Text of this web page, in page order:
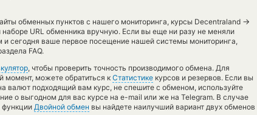
обменных пунктов с нашего мониторинга, курсы Decentraland →
URL обменника вручную. Если вы еще ни разу не меняли
сегодня ваше первое посещение нашей системы мониторинга,
FAQ.
, чтобы проверить точность производимого обмена. Для
можете обратиться к Статистике курсов и резервов. Если вы
валют подходящий вам курс, не спешите с обменом, используйте
о выгодном для вас курсе на e-mail или же на Telegram. В случае
функции Двойной обмен вы найдете наилучший вариант двух обменов